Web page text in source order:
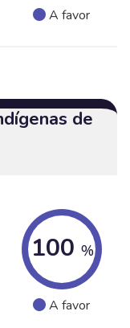
A favor
de
100 %
A favor